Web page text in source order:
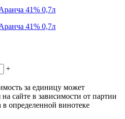
+
за единицу может
сайте в зависимости от партии
определенной винотеке